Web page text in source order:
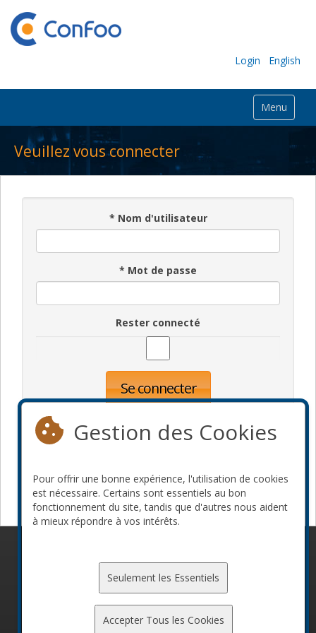
Login English
Menu
Veuillez vous connecter
* Nom d'utilisateur
* Mot de passe
Rester connecté
Se connecter
Devenir commanditaire
Gestion des Cookies
Pour offrir une bonne expérience, l'utilisation de cookies
est nécessaire. Certains sont essentiels au bon
fonctionnement du site, tandis que d'autres nous aident
à mieux répondre à vos intérêts.
Seulement les Essentiels
Accepter Tous les Cookies